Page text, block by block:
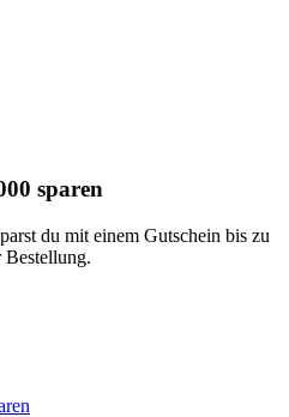
sparen
du mit einem Gutschein bis zu
Bestellung.